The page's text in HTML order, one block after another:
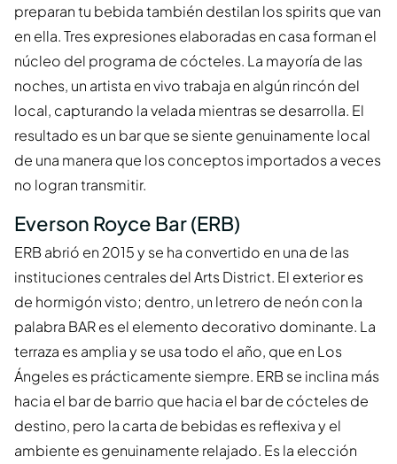
preparan tu bebida también destilan los spirits que van
en ella. Tres expresiones elaboradas en casa forman el
núcleo del programa de cócteles. La mayoría de las
noches, un artista en vivo trabaja en algún rincón del
local, capturando la velada mientras se desarrolla. El
resultado es un bar que se siente genuinamente local
de una manera que los conceptos importados a veces
no logran transmitir.
Everson Royce Bar (ERB)
ERB abrió en 2015 y se ha convertido en una de las
instituciones centrales del Arts District. El exterior es
de hormigón visto; dentro, un letrero de neón con la
palabra BAR es el elemento decorativo dominante. La
terraza es amplia y se usa todo el año, que en Los
Ángeles es prácticamente siempre. ERB se inclina más
hacia el bar de barrio que hacia el bar de cócteles de
destino, pero la carta de bebidas es reflexiva y el
ambiente es genuinamente relajado. Es la elección